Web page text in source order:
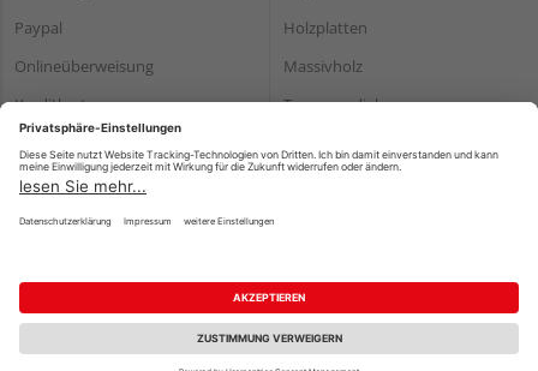
Paypal
Onlineüberweisung
Kreditkarte
*Bonität vorausgesetzt
Holzplatten
Massivholz
Terrassendielen
Impressum Datenschutz AGB
Barrierefreiheitserklärung
Vertrag widerrufen